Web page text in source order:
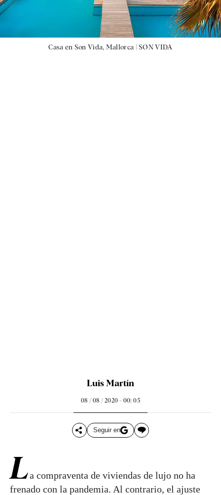
Casa en Son Vida, Mallorca |SON VIDA
Luis Martín
08 / 08 / 2020 - 00: 05
Seguir en
La compraventa de viviendas de lujo no ha
frenado con la pandemia. Al contrario, el ajuste